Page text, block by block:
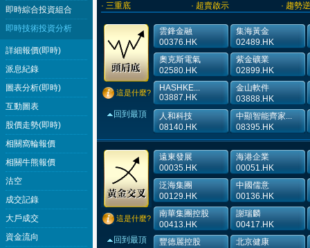
· 三重底
· 超賣啟示 · 趨勢
這是什麼?
回到最頂
雲鋒金融
00376.HK
集海黃金
02489.HK
奧克斯電氣
02580.HK
紫金礦業
02899.HK
HASHKE...
03887.HK
金山軟件
03888.HK
人和科技
08140.HK
中顯智能齊家...
08395.HK
這是什麼?
回到最頂
遠東發展
00035.HK
海港企業
00051.HK
泛海集團
00129.HK
中國儒意
00136.HK
南華集團控股
00413.HK
謝瑞麟
00417.HK
豐德麗控股
北京健康
即時綜合投資組合
即時技術投資分析
詳細報價(即時)
派息紀錄
圖表分析(即時)
互動圖表
股價走勢(即時)
相關窩輪報價
相關牛熊報價
沽空
成交記錄
大戶成交
資金流向